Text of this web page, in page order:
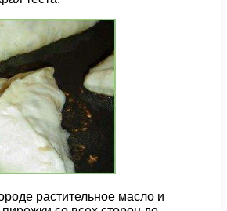
растительное масло и